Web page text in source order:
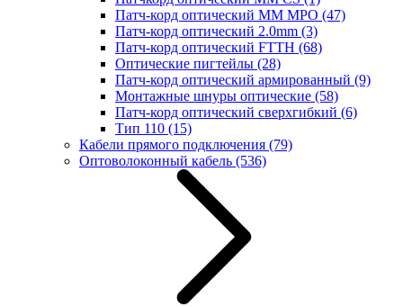
Патч-корд оптический MM MPO (47)
Патч-корд оптический 2.0mm (3)
Патч-корд оптический FTTH (68)
Оптические пигтейлы (28)
Патч-корд оптический армированный (9)
Монтажные шнуры оптические (58)
Патч-корд оптический сверхгибкий (6)
Тип 110 (15)
Кабели прямого подключения (79)
Оптоволоконный кабель (536)